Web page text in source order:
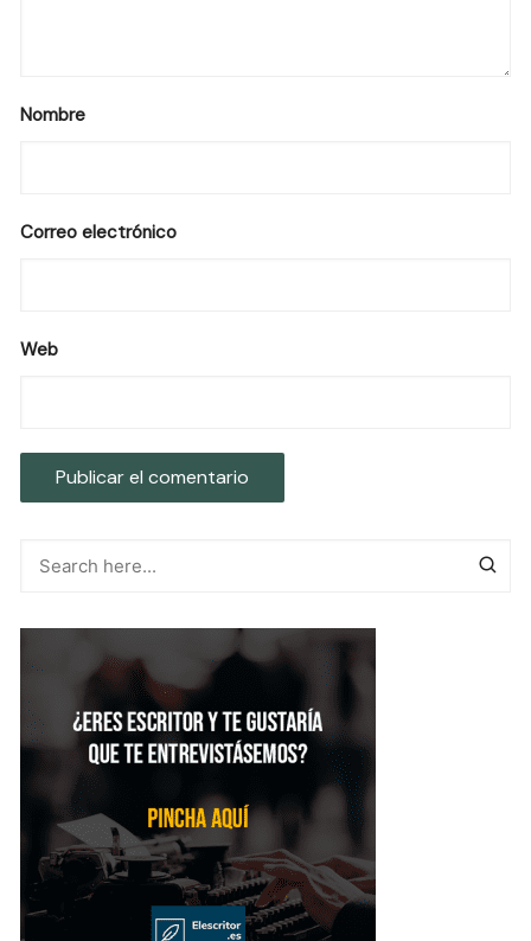
Nombre
Correo electrónico
Web